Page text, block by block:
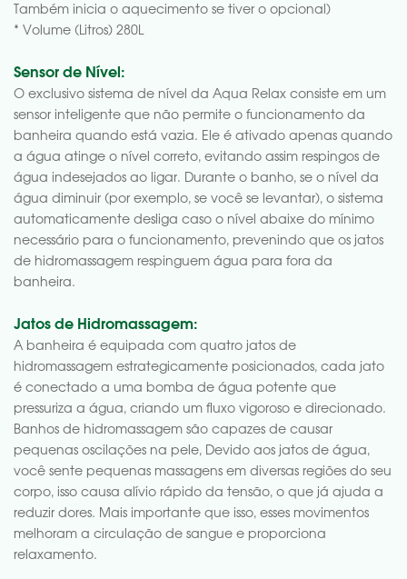
Também inicia o aquecimento se tiver o opcional)
* Volume (Litros) 280L
Sensor de Nível:
O exclusivo sistema de nível da Aqua Relax consiste em um
sensor inteligente que não permite o funcionamento da
banheira quando está vazia. Ele é ativado apenas quando
a água atinge o nível correto, evitando assim respingos de
água indesejados ao ligar. Durante o banho, se o nível da
água diminuir (por exemplo, se você se levantar), o sistema
automaticamente desliga caso o nível abaixe do mínimo
necessário para o funcionamento, prevenindo que os jatos
de hidromassagem respinguem água para fora da
banheira.
Jatos de Hidromassagem:
A banheira é equipada com quatro jatos de
hidromassagem estrategicamente posicionados, cada jato
é conectado a uma bomba de água potente que
pressuriza a água, criando um fluxo vigoroso e direcionado.
Banhos de hidromassagem são capazes de causar
pequenas oscilações na pele, Devido aos jatos de água,
você sente pequenas massagens em diversas regiões do seu
corpo, isso causa alívio rápido da tensão, o que já ajuda a
reduzir dores. Mais importante que isso, esses movimentos
melhoram a circulação de sangue e proporciona
relaxamento.